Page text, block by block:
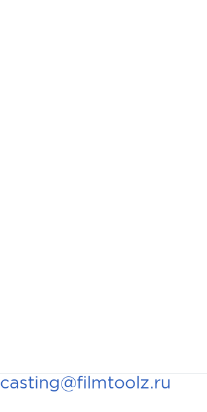
casting@filmtoolz.ru